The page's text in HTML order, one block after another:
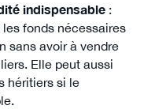
indispensable:
fonds nécessaires
sans avoir à vendre
Elle peut aussi
héritiers si le